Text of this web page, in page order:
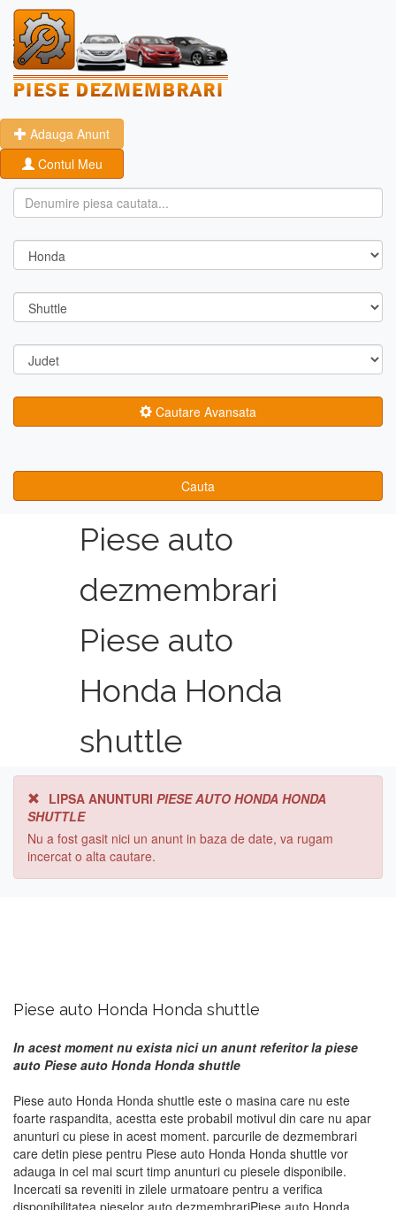
Adauga Anunt
Contul Meu
Cautare Avansata
Cauta
Piese auto
dezmembrari
Piese auto
Honda Honda
shuttle
LIPSA ANUNTURI PIESE AUTO HONDA HONDA
SHUTTLE
Nu a fost gasit nici un anunt in baza de date, va rugam
incercat o alta cautare.
Piese auto Honda Honda shuttle
In acest moment nu exista nici un anunt referitor la piese
auto Piese auto Honda Honda shuttle
Piese auto Honda Honda shuttle este o masina care nu este
foarte raspandita, acestta este probabil motivul din care nu apar
anunturi cu piese in acest moment. parcurile de dezmembrari
care detin piese pentru Piese auto Honda Honda shuttle vor
adauga in cel mai scurt timp anunturi cu piesele disponibile.
Incercati sa reveniti in zilele urmatoare pentru a verifica
disponibilitatea pieselor auto dezmembrariPiese auto Honda